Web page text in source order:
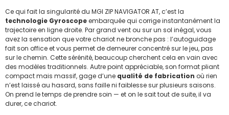
Ce qui fait la singularité du MGI ZIP NAVIGATOR AT, c’est la
technologie Gyroscopeembarquée qui corrige instantanément la
trajectoire en ligne droite. Par grand vent ou sur un sol inégal, vous
avez la sensation que votre chariot ne bronche pas : l’autoguidage
fait son office et vous permet de demeurer concentré sur le jeu, pas
sur le chemin. Cette sérénité, beaucoup cherchent cela en vain avec
des modèles traditionnels. Autre point appréciable, son format pliant
compact mais massif, gage d’une qualité de fabrication où rien
n’est laissé au hasard, sans faille ni faiblesse sur plusieurs saisons.
On prend le temps de prendre soin — et on le sait tout de suite, il va
durer, ce chariot.